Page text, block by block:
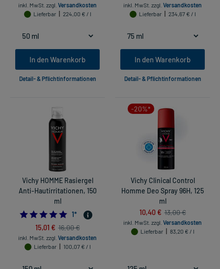
inkl. MwSt. zzgl. Versandkosten
Lieferbar
224,00 € / l
In den Warenkorb
Detail- & Pflichtinformationen
inkl. MwSt. zzgl. Versandkosten
Lieferbar
234,67 € / l
In den Warenkorb
Detail- & Pflichtinformationen
Vichy HOMME Rasiergel
Anti-Hautirritationen, 150
ml
5.0
1*
15,01 € 16,00 €
inkl. MwSt. zzgl. Versandkosten
Lieferbar
100,07 € / l
-20%*
Vichy Clinical Control
Homme Deo Spray 96H, 125
ml
10,40 € 13,00 €
inkl. MwSt. zzgl. Versandkosten
Lieferbar
83,20 € / l